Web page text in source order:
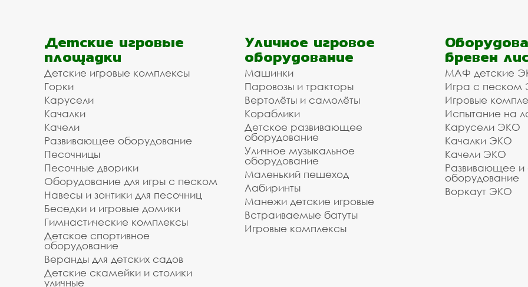
Детские игровые
площадки
Детские игровые комплексы
Горки
Карусели
Качалки
Качели
Развивающее оборудование
Песочницы
Песочные дворики
Оборудование для игры с песком
Навесы и зонтики для песочниц
Беседки и игровые домики
Гимнастические комплексы
Детское спортивное
оборудование
Веранды для детских садов
Детские скамейки и столики
уличные
Уличное игровое
оборудование
Машинки
Паровозы и тракторы
Вертолёты и самолёты
Кораблики
Детское развивающее
оборудование
Уличное музыкальное
оборудование
Маленький пешеход
Лабиринты
Манежи детские игровые
Встраиваемые батуты
Игровые комплексы
бревен
МАФ детские
Игра с песком
Игровые
Испытание на
Карусели ЭКО
Качалки ЭКО
Качели ЭКО
Развивающее
оборудование
Воркаут ЭКО